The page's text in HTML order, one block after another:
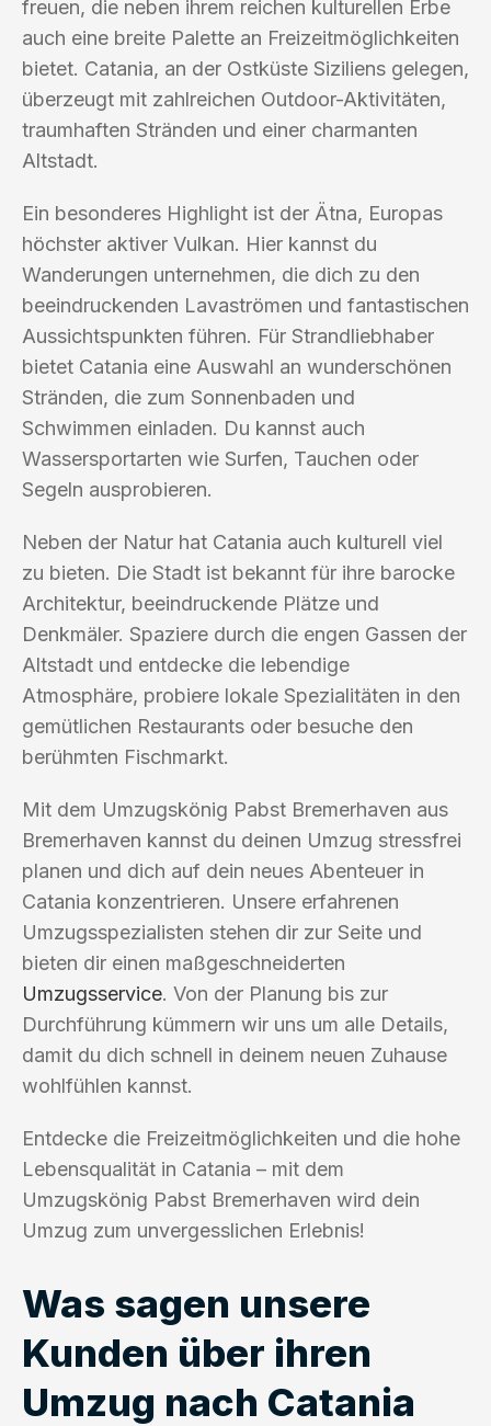
freuen, die neben ihrem reichen kulturellen Erbe
auch eine breite Palette an Freizeitmöglichkeiten
bietet. Catania, an der Ostküste Siziliens gelegen,
überzeugt mit zahlreichen Outdoor-Aktivitäten,
traumhaften Stränden und einer charmanten
Altstadt.
Ein besonderes Highlight ist der Ätna, Europas
höchster aktiver Vulkan. Hier kannst du
Wanderungen unternehmen, die dich zu den
beeindruckenden Lavaströmen und fantastischen
Aussichtspunkten führen. Für Strandliebhaber
bietet Catania eine Auswahl an wunderschönen
Stränden, die zum Sonnenbaden und
Schwimmen einladen. Du kannst auch
Wassersportarten wie Surfen, Tauchen oder
Segeln ausprobieren.
Neben der Natur hat Catania auch kulturell viel
zu bieten. Die Stadt ist bekannt für ihre barocke
Architektur, beeindruckende Plätze und
Denkmäler. Spaziere durch die engen Gassen der
Altstadt und entdecke die lebendige
Atmosphäre, probiere lokale Spezialitäten in den
gemütlichen Restaurants oder besuche den
berühmten Fischmarkt.
Mit dem Umzugskönig Pabst Bremerhaven aus
Bremerhaven kannst du deinen Umzug stressfrei
planen und dich auf dein neues Abenteuer in
Catania konzentrieren. Unsere erfahrenen
Umzugsspezialisten stehen dir zur Seite und
bieten dir einen maßgeschneiderten
Umzugsservice. Von der Planung bis zur
Durchführung kümmern wir uns um alle Details,
damit du dich schnell in deinem neuen Zuhause
wohlfühlen kannst.
Entdecke die Freizeitmöglichkeiten und die hohe
Lebensqualität in Catania – mit dem
Umzugskönig Pabst Bremerhaven wird dein
Umzug zum unvergesslichen Erlebnis!
Was sagen unsere
Kunden über ihren
Umzug nach Catania